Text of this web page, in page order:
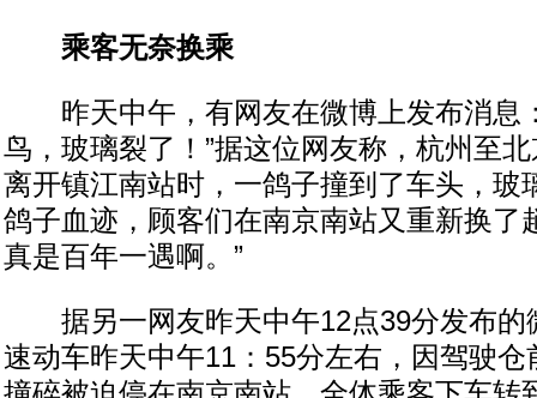
乘客无奈换乘
昨天中午，有网友在微博上发布消息
鸟，玻璃裂了！”据这位网友称，杭州至
离开镇江南站时，一鸽子撞到了车头，玻
鸽子血迹，顾客们在南京南站又重新换了
真是百年一遇啊。”
据另一网友昨天中午12点39分发布的
速动车昨天中午11：55分左右，因驾驶